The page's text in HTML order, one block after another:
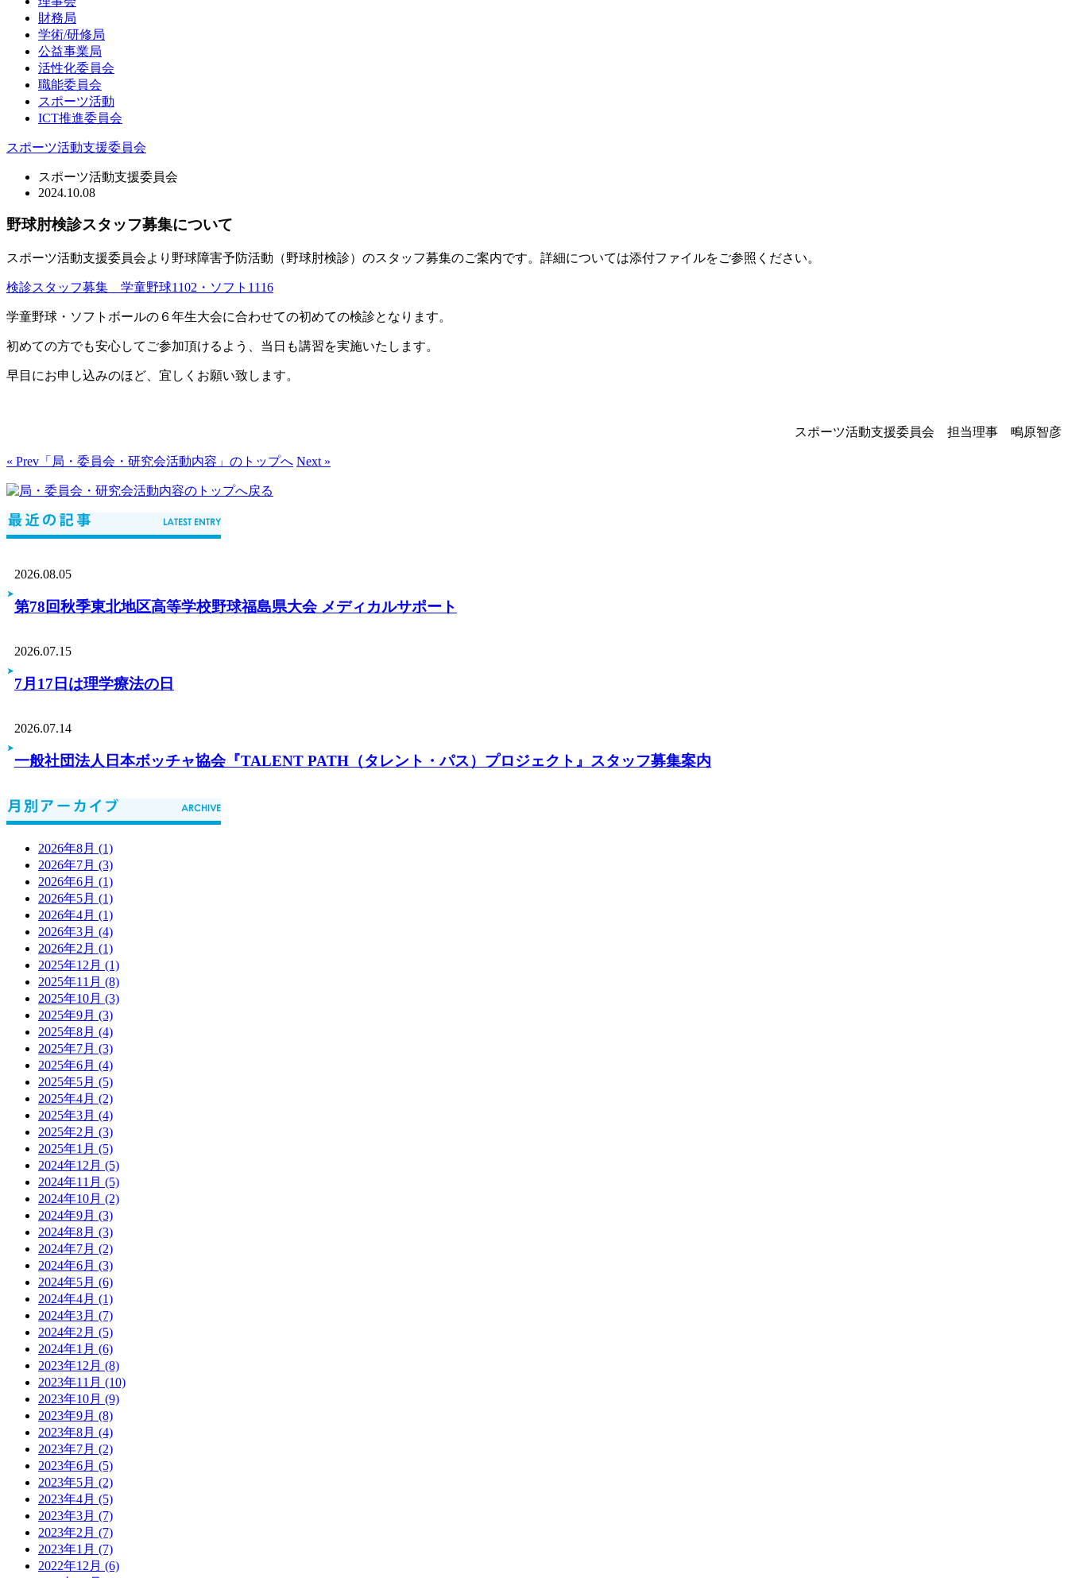
財務局
学術/研修局
公益事業局
活性化委員会
職能委員会
スポーツ活動
ICT推進委員会
スポーツ活動支援委員会
スポーツ活動支援委員会
2024.10.08
野球肘検診スタッフ募集について
スポーツ活動支援委員会より野球障害予防活動（野球肘検診） のスタッフ募集のご案内です。詳細については添付ファイルをご参照ください。
検診スタッフ募集 学童野球1102・ソフト1116
学童野球・ ソフトボールの６年生大会に合わせての初めての検診となります。
初めての方でも安心してご参加頂けるよう、 当日も講習を実施いたします。
早目にお申し込みのほど、宜しくお願い致します。
スポーツ活動支援委員会 担当理事 鴫原智彦
« Prev 「局・委員会・研究会活動内容」のトップへ Next »
2026.08.05
第78回秋季東北地区高等学校野球福島県大会 メディカルサポート
2026.07.15
7月17日は理学療法の日
2026.07.14
一般社団法人日本ボッチャ協会『TALENT PATH（タレント・パス）プロジェクト』スタッフ募集案内
2026年8月 (1)
2026年7月 (3)
2026年6月 (1)
2026年5月 (1)
2026年4月 (1)
2026年3月 (4)
2026年2月 (1)
2025年12月 (1)
2025年11月 (8)
2025年10月 (3)
2025年9月 (3)
2025年8月 (4)
2025年7月 (3)
2025年6月 (4)
2025年5月 (5)
2025年4月 (2)
2025年3月 (4)
2025年2月 (3)
2025年1月 (5)
2024年12月 (5)
2024年11月 (5)
2024年10月 (2)
2024年9月 (3)
2024年8月 (3)
2024年7月 (2)
2024年6月 (3)
2024年5月 (6)
2024年4月 (1)
2024年3月 (7)
2024年2月 (5)
2024年1月 (6)
2023年12月 (8)
2023年11月 (10)
2023年10月 (9)
2023年9月 (8)
2023年8月 (4)
2023年7月 (2)
2023年6月 (5)
2023年5月 (2)
2023年4月 (5)
2023年3月 (7)
2023年2月 (7)
2023年1月 (7)
2022年12月 (6)